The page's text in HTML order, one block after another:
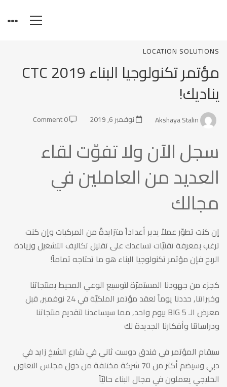
مؤتمر
تكنولوجيا
البناء
CTC
2019
يناديك!
LOCATION SOLUTIONS
مؤتمر تكنولوجيا البناء CTC 2019
يناديك!
نوفمبر 6, 2019 0 Comment
سجل الآن ولا تفوّت لقاء
العديد من العاملين في
مجالك
إن كنت تطوّر عملاً يدير أعداداً متزايدةً من المركبات وإن كنت
ترغب بمعرفة تقنيّات تساعدك على تقليل تكاليف التشغيل وزيادة
الربح فإن مؤتمر تكنولوجيا البناء هو ما تحتاجه تماماً!
كجزء من جهودنا المستمرّة لتوسيع الوعي المحيط بمنتجاتنا
وخبراتنا, حددنا يوماً لعقد مؤتمر الملكيّة في 24 نوفمبر, قبل
معرض الـ BIG 5 بيوم واحد, مما سيساعدنا لتقديم منتجاتنا
ودراساتنا وأفكارنا الجديدة لك
سيقام المؤتمر في فندق دوست ثاني في شارع الشيخ زايد في
دبي وسيضم أكثر من 70 شركة مختلفة من دول مجلس التعاون
الخليجي يعملون في مجال البناء حاليّاً